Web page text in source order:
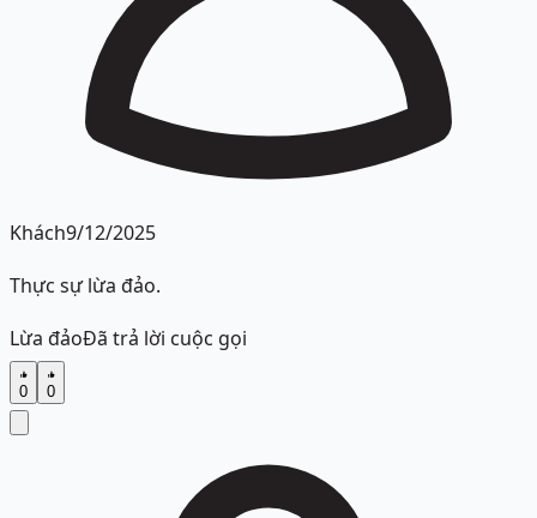
Khách9/12/2025
Thực sự lừa đảo.
Lừa đảoĐã trả lời cuộc gọi
0 0